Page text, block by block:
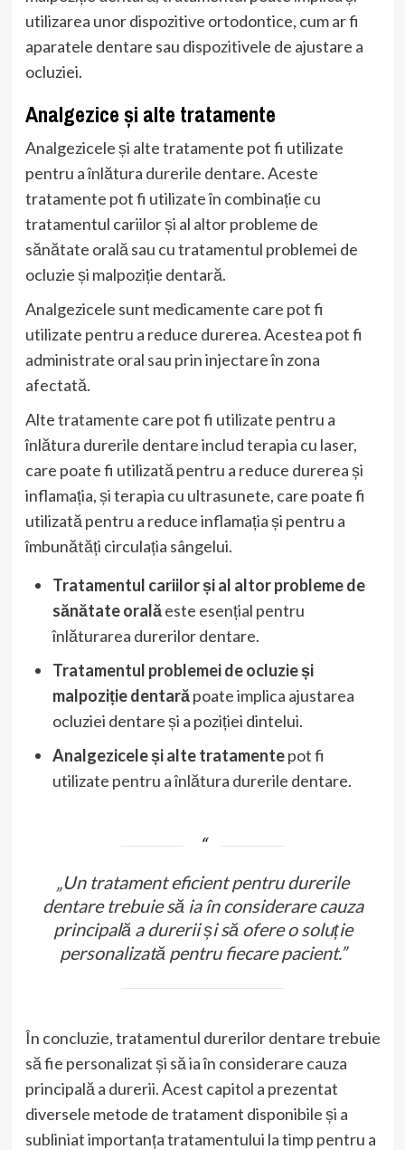
utilizarea unor dispozitive ortodontice, cum ar fi
aparatele dentare sau dispozitivele de ajustare a
ocluziei.
Analgezice și alte tratamente
Analgezicele și alte tratamente pot fi utilizate
pentru a înlătura durerile dentare. Aceste
tratamente pot fi utilizate în combinație cu
tratamentul cariilor și al altor probleme de
sănătate orală sau cu tratamentul problemei de
ocluzie și malpoziție dentară.
Analgezicele sunt medicamente care pot fi
utilizate pentru a reduce durerea. Acestea pot fi
administrate oral sau prin injectare în zona
afectată.
Alte tratamente care pot fi utilizate pentru a
înlătura durerile dentare includ terapia cu laser,
care poate fi utilizată pentru a reduce durerea și
inflamația, și terapia cu ultrasunete, care poate fi
utilizată pentru a reduce inflamația și pentru a
îmbunătăți circulația sângelui.
Tratamentul cariilor și al altor probleme de
sănătate oralăeste esențial pentru
înlăturarea durerilor dentare.
Tratamentul problemei de ocluzie și
malpoziție dentarăpoate implica ajustarea
ocluziei dentare și a poziției dintelui.
Analgezicele și alte tratamentepot fi
utilizate pentru a înlătura durerile dentare.
„Un tratament eficient pentru durerile
dentare trebuie să ia în considerare cauza
principală a durerii și să ofere o soluție
personalizată pentru fiecare pacient.”
În concluzie, tratamentul durerilor dentare trebuie
să fie personalizat și să ia în considerare cauza
principală a durerii. Acest capitol a prezentat
diversele metode de tratament disponibile și a
subliniat importanța tratamentului la timp pentru a